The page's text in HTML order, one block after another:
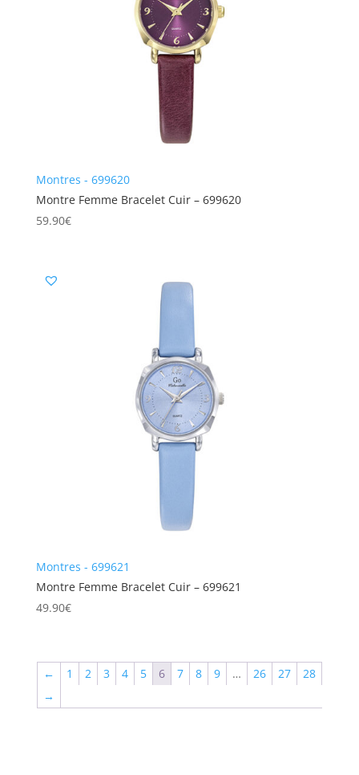
Montres - 699620
Montre Femme Bracelet Cuir – 699620
59.90€
Montres - 699621
Montre Femme Bracelet Cuir – 699621
49.90€
← 1 2 3 4 5 6 7 8 9 … 26 27
28
→